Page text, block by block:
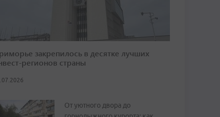
закрепилось в десятке лучших
регионов страны
От уютного двора до